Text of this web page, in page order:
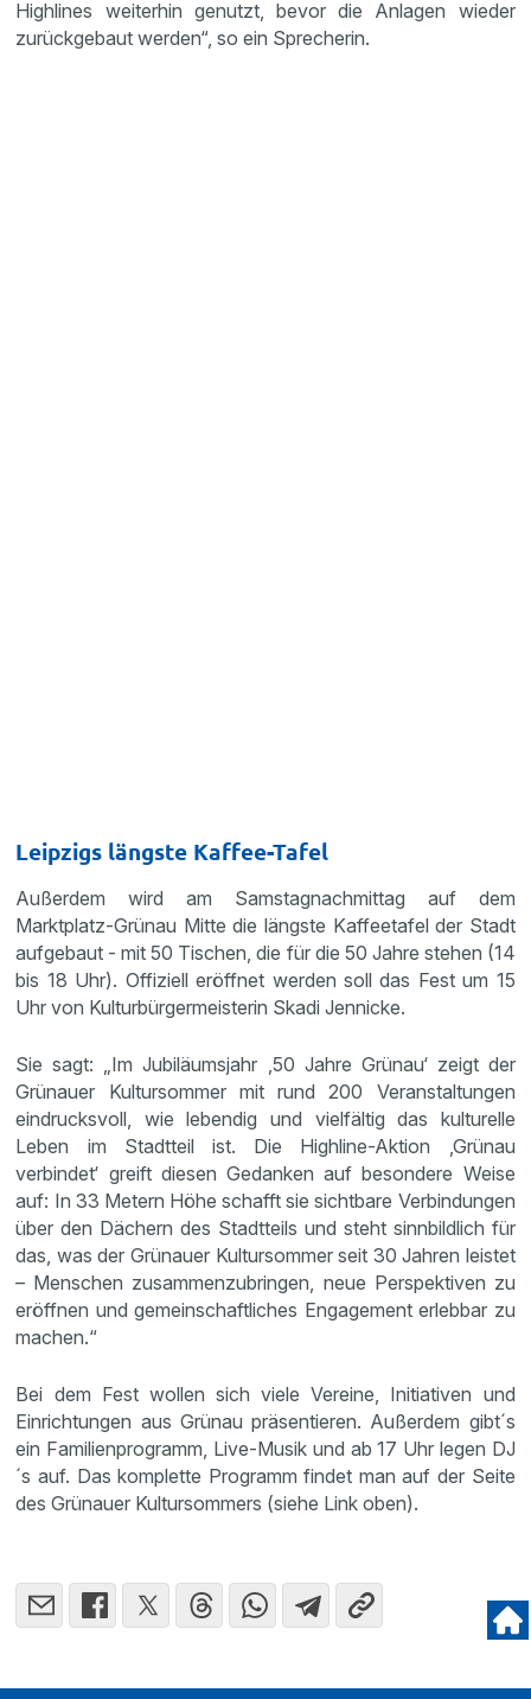
Highlines weiterhin genutzt, bevor die Anlagen wieder
zurückgebaut werden“, so ein Sprecherin.
Leipzigs längste Kaffee-Tafel
Außerdem wird am Samstagnachmittag auf dem
Marktplatz-Grünau Mitte die längste Kaffeetafel der Stadt
aufgebaut - mit 50 Tischen, die für die 50 Jahre stehen (14
bis 18 Uhr). Offiziell eröffnet werden soll das Fest um 15
Uhr von Kulturbürgermeisterin Skadi Jennicke.
Sie sagt: „Im Jubiläumsjahr ‚50 Jahre Grünau‘ zeigt der
Grünauer Kultursommer mit rund 200 Veranstaltungen
eindrucksvoll, wie lebendig und vielfältig das kulturelle
Leben im Stadtteil ist. Die Highline-Aktion ‚Grünau
verbindet‘ greift diesen Gedanken auf besondere Weise
auf: In 33 Metern Höhe schafft sie sichtbare Verbindungen
über den Dächern des Stadtteils und steht sinnbildlich für
das, was der Grünauer Kultursommer seit 30 Jahren leistet
– Menschen zusammenzubringen, neue Perspektiven zu
eröffnen und gemeinschaftliches Engagement erlebbar zu
machen.“
Bei dem Fest wollen sich viele Vereine, Initiativen und
Einrichtungen aus Grünau präsentieren. Außerdem gibt´s
ein Familienprogramm, Live-Musik und ab 17 Uhr legen DJ
´s auf. Das komplette Programm findet man auf der Seite
des Grünauer Kultursommers (siehe Link oben).